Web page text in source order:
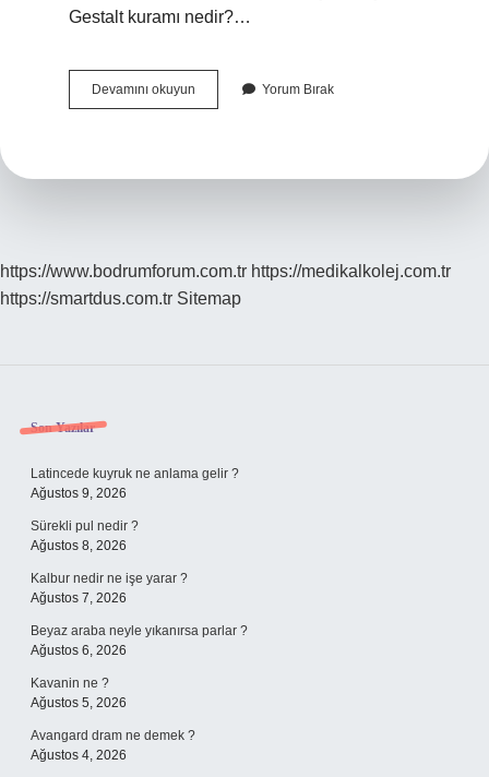
Gestalt kuramı nedir?…
Devamını okuyun
Hangi
Yorum Bırak
https://www.bodrumforum.com.tr https://medikalkolej.com.tr
https://smartdus.com.tr Sitemap
Sidebar
Son Yazılar
Latincede kuyruk ne anlama gelir ?
Ağustos 9, 2026
Sürekli pul nedir ?
Ağustos 8, 2026
Kalbur nedir ne işe yarar ?
Ağustos 7, 2026
Beyaz araba neyle yıkanırsa parlar ?
Ağustos 6, 2026
Kavanin ne ?
Ağustos 5, 2026
Avangard dram ne demek ?
Ağustos 4, 2026